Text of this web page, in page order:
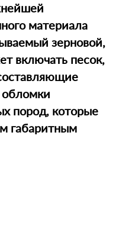
материала
зерновой,
включать песок,
обломки
пород, которые
габаритным